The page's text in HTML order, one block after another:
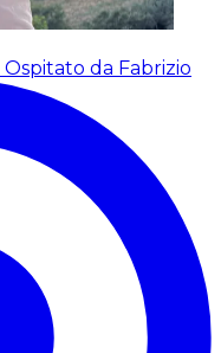
Ospitato da Fabrizio